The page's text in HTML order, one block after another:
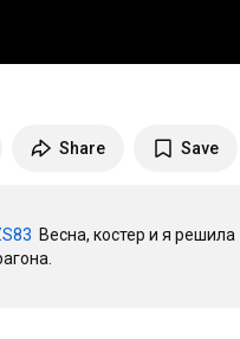
Share Save
  Весна, костер и я решила